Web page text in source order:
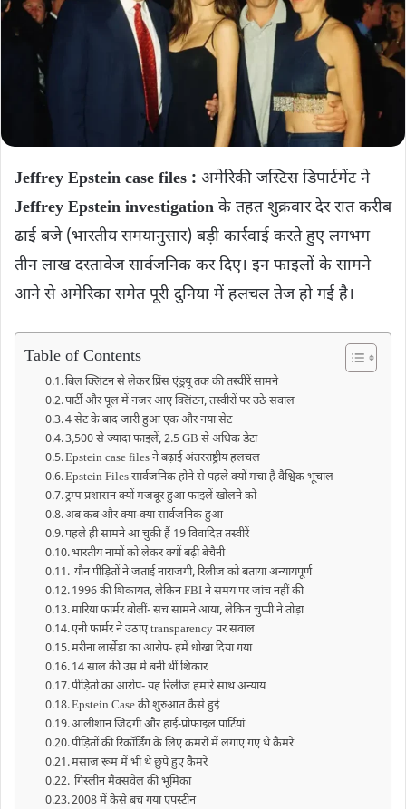
Jeffrey Epstein case files : अमेरिकी जस्टिस डिपार्टमेंट ने
Jeffrey Epstein investigation के तहत शुक्रवार देर रात करीब
ढाई बजे (भारतीय समयानुसार) बड़ी कार्रवाई करते हुए लगभग
तीन लाख दस्तावेज सार्वजनिक कर दिए। इन फाइलों के सामने
आने से अमेरिका समेत पूरी दुनिया में हलचल तेज हो गई है।
Table of Contents
बिल क्लिंटन से लेकर प्रिंस एंड्रयू तक की तस्वीरें सामने
पार्टी और पूल में नजर आए क्लिंटन, तस्वीरों पर उठे सवाल
4 सेट के बाद जारी हुआ एक और नया सेट
3,500 से ज्यादा फाइलें, 2.5 GB से अधिक डेटा
Epstein case files ने बढ़ाई अंतरराष्ट्रीय हलचल
Epstein Files सार्वजनिक होने से पहले क्यों मचा है वैश्विक भूचाल
ट्रम्प प्रशासन क्यों मजबूर हुआ फाइलें खोलने को
अब कब और क्या-क्या सार्वजनिक हुआ
पहले ही सामने आ चुकी हैं 19 विवादित तस्वीरें
भारतीय नामों को लेकर क्यों बढ़ी बेचैनी
यौन पीड़ितों ने जताई नाराजगी, रिलीज को बताया अन्यायपूर्ण
1996 की शिकायत, लेकिन FBI ने समय पर जांच नहीं की
मारिया फार्मर बोलीं- सच सामने आया, लेकिन चुप्पी ने तोड़ा
एनी फार्मर ने उठाए transparency पर सवाल
मरीना लार्सेडा का आरोप- हमें धोखा दिया गया
14 साल की उम्र में बनी थीं शिकार
पीड़ितों का आरोप- यह रिलीज हमारे साथ अन्याय
Epstein Case की शुरुआत कैसे हुई
आलीशान जिंदगी और हाई-प्रोफाइल पार्टियां
पीड़ितों की रिकॉर्डिंग के लिए कमरों में लगाए गए थे कैमरे
मसाज रूम में भी थे छुपे हुए कैमरे
गिस्लीन मैक्सवेल की भूमिका
2008 में कैसे बच गया एपस्टीन